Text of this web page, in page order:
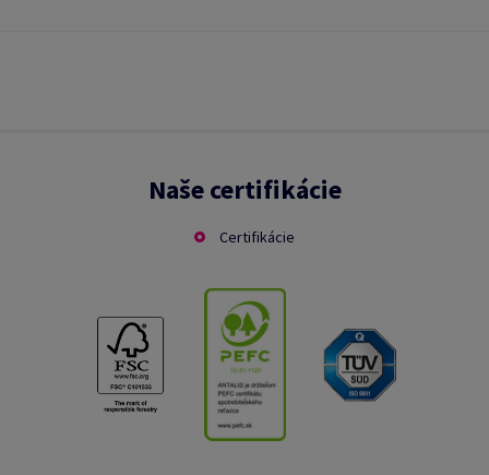
Naše certifikácie
Certifikácie